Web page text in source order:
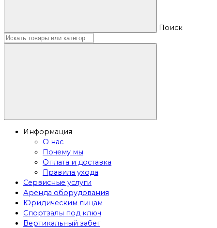
Поиск
Информация
О нас
Почему мы
Оплата и доставка
Правила ухода
Сервисные услуги
Аренда оборудования
Юридическим лицам
Спортзалы под ключ
Вертикальный забег